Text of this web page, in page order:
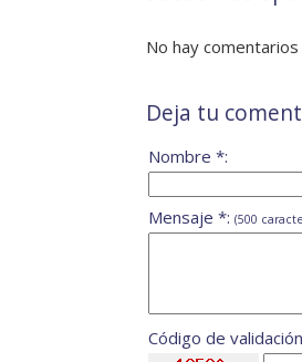
No hay
Deja tu
Nombre *:
Mensaje *: (500
Código de